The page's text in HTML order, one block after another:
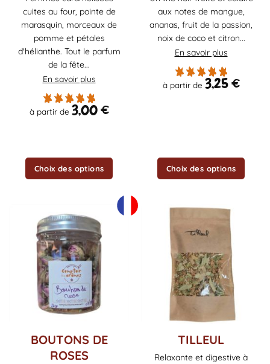
cuites au four, pointe de
marasquin, morceaux de
pomme et pétales
d'hélianthe. Tout le parfum
de la fête...
En savoir plus
à partir de 3,00€
Choix des options
plusieurs
variations.
options
aux notes de mangue,
ananas, fruit de la passion,
noix de coco et citron...
En savoir plus
à partir de 3,25€
Choix des options
a
plusieurs
variations.
Les
choisies
BOUTONS DE
ROSES
TILLEUL
Relaxante et digestive à